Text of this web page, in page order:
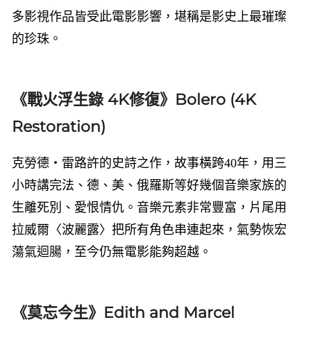
多影視作品皆受此電影影響，堪稱是影史上最璀璨
的珍珠。
《戰火浮生錄 4K修復》Bolero (4K
Restoration)
克勞德・雷路許的史詩之作，故事橫跨40年，用三
小時講完法、德、美、俄羅斯等好幾個音樂家族的
生離死別、愛恨情仇。音樂元素非常豐富，片尾用
拉威爾〈波麗露〉把所有角色串連起來，氣勢恢宏
蕩氣迴腸，至今仍無電影能夠超越。
《莫忘今生》Edith and Marcel